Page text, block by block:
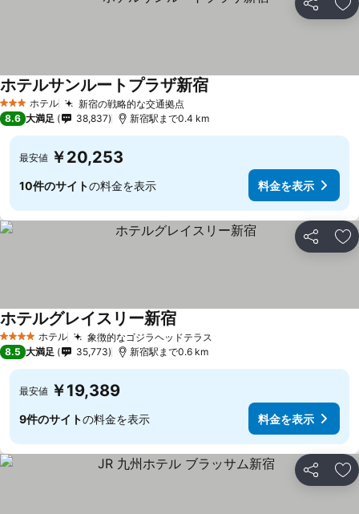
シェア お
3 ホテルのランク
ホテル 新宿の戦略的な交通拠点料金を表示
ホテルサンルートプラザ新宿
8.6 大満足 38,837 新宿駅まで0.4 km
最安値 ￥20,253
10件のサイトの料金を表示 料金を表示
シェア お
4 ホテルのランク
ホテル 象徴的なゴジラヘッドテラス
ホテルグレイスリー新宿
8.5 大満足 35,773 新宿駅まで0.6 km
最安値 ￥19,389
9件のサイトの料金を表示 料金を表示
シェア お